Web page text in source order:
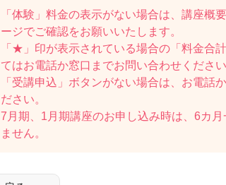
「体験」料金の表示がない場合は、講座概
ージでご確認をお願いいたします。
「★」印が表示されている場合の「料金合
てはお電話か窓口までお問い合わせください
「受講申込」ボタンがない場合は、お電話
ださい。
7月期、1月期講座のお申し込み時は、6カ
ません。